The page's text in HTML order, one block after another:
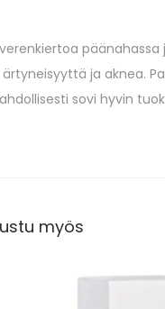
ja aknea.
sovi hyvin
myös